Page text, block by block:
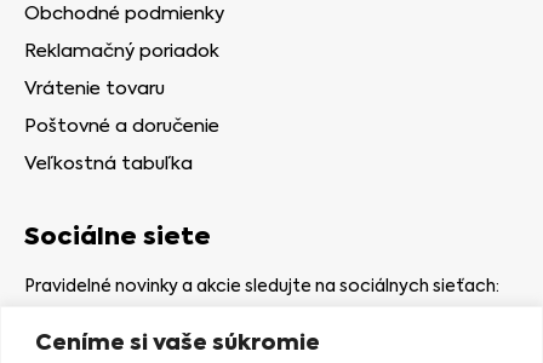
Ceníme si vaše súkromie
Obchodné podmienky
Reklamačný poriadok
Vrátenie tovaru
Poštovné a doručenie
Veľkostná tabuľka
Sociálne siete
Pravidelné novinky a akcie sledujte na sociálnych sieťach: